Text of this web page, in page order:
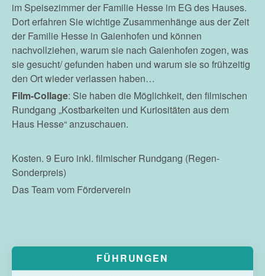
im Speisezimmer der Familie Hesse im EG des Hauses.
Dort erfahren Sie wichtige Zusammenhänge aus der Zeit
der Familie Hesse in Gaienhofen und können
nachvollziehen, warum sie nach Gaienhofen zogen, was
sie gesucht/ gefunden haben und warum sie so frühzeitig
den Ort wieder verlassen haben…
Film-Collage: Sie haben die Möglichkeit, den filmischen
Rundgang „Kostbarkeiten und Kuriositäten aus dem
Haus Hesse“ anzuschauen.
Kosten. 9 Euro inkl. filmischer Rundgang (Regen-
Sonderpreis)
Das Team vom Förderverein
FÜHRUNGEN